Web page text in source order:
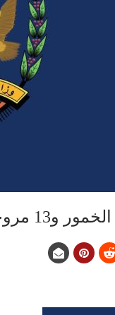
أفريقية ويمنية